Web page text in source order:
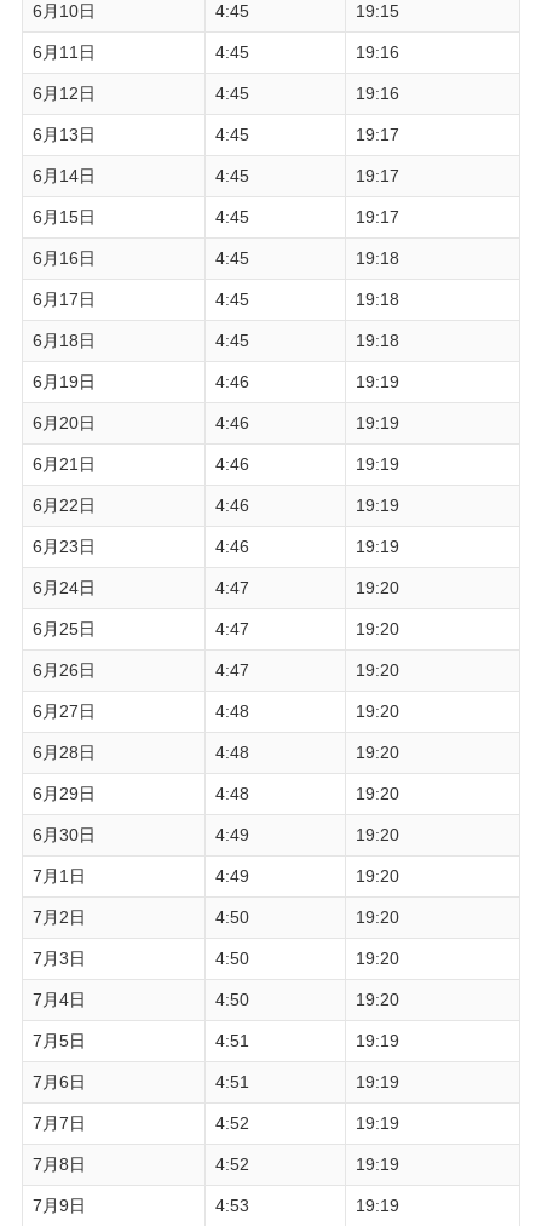
6月10日 4:45 19:15
6月11日 4:45 19:16
6月12日 4:45 19:16
6月13日 4:45 19:17
6月14日 4:45 19:17
6月15日 4:45 19:17
6月16日 4:45 19:18
6月17日 4:45 19:18
6月18日 4:45 19:18
6月19日 4:46 19:19
6月20日 4:46 19:19
6月21日 4:46 19:19
6月22日 4:46 19:19
6月23日 4:46 19:19
6月24日 4:47 19:20
6月25日 4:47 19:20
6月26日 4:47 19:20
6月27日 4:48 19:20
6月28日 4:48 19:20
6月29日 4:48 19:20
6月30日 4:49 19:20
7月1日 4:49 19:20
7月2日 4:50 19:20
7月3日 4:50 19:20
7月4日 4:50 19:20
7月5日 4:51 19:19
7月6日 4:51 19:19
7月7日 4:52 19:19
7月8日 4:52 19:19
7月9日 4:53 19:19